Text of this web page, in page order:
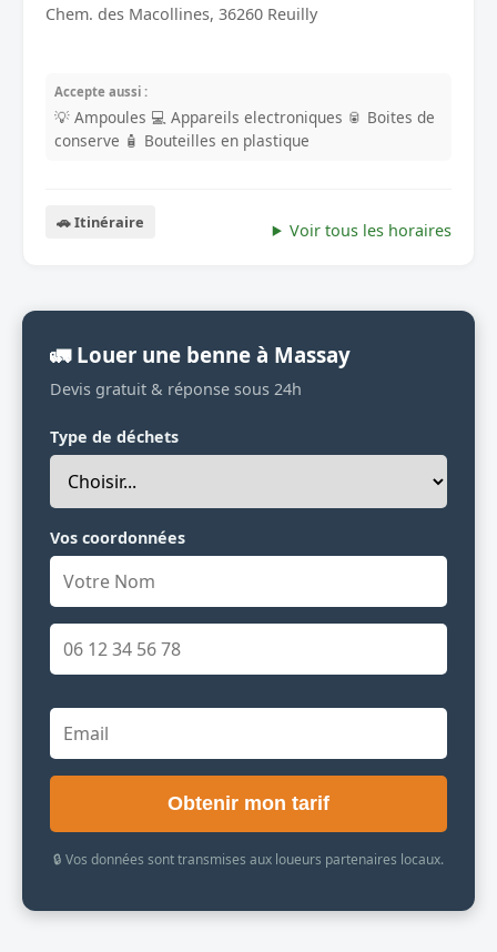
Chem. des Macollines, 36260 Reuilly
Accepte aussi :
💡 Ampoules 💻 Appareils electroniques 🥫 Boites de
conserve 🧴 Bouteilles en plastique
🚗 Itinéraire Voir tous les horaires
🚛 Louer une benne à Massay
Devis gratuit & réponse sous 24h
Type de déchets
Vos coordonnées
Obtenir mon tarif
🔒 Vos données sont transmises aux loueurs partenaires locaux.